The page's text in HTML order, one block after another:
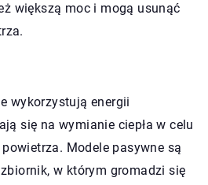
większą moc i mogą usunąć
wykorzystują energii
się na wymianie ciepła w celu
Modele pasywne są
w którym gromadzi się